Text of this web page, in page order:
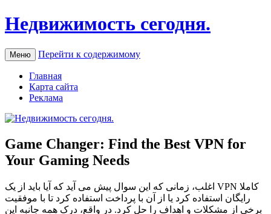
Недвижимость сегодня.
Меню Перейти к содержимому
Главная
Карта сайта
Реклама
Game Changer: Find the Best VPN for
Your Gaming Needs
اغلب، زمانی که این سوال پیش می آید که آیا باید از یک VPN کاملا
رایگان استفاده کرد یا از آن با پرداخت استفاده کرد تا با موفقیت
برخی از مشکلات و اهداف را حل کرد. در واقع، درک همه جانبه این